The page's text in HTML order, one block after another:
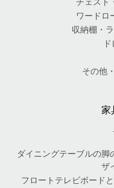
ワードロ
収納棚・
その他
家
ダイニングテーブルの
ザ
フロートテレビボード